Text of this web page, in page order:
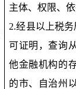
主体、权限、
2.经县以上税
可证明，查询
他金融机构的
的市、自治州